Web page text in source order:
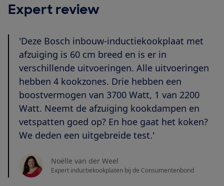
Expert review
'Deze Bosch inbouw-inductiekookplaat met
afzuiging is 60 cm breed en is er in
verschillende uitvoeringen. Alle uitvoeringen
hebben 4 kookzones. Drie hebben een
boostvermogen van 3700 Watt, 1 van 2200
Watt. Neemt de afzuiging kookdampen en
vetspatten goed op? En hoe gaat het koken?
We deden een uitgebreide test.'
Noëlle van der Weel
Expert inductiekookplaten bij de Consumentenbond